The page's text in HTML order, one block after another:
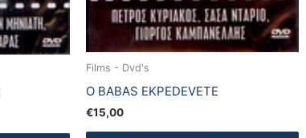
Films - Dvd's
O BABAS EKPEDEVETE
€15,00